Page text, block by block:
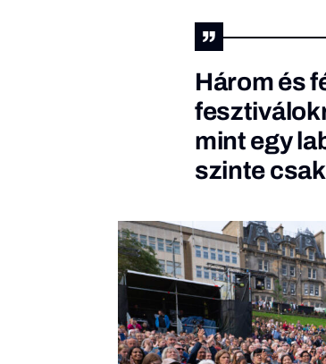
Három és
mint egy
szinte